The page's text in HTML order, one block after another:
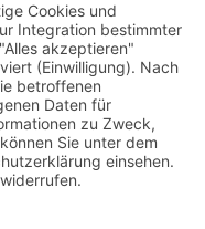
übernimmt
und
St. Pauli und
Anlage